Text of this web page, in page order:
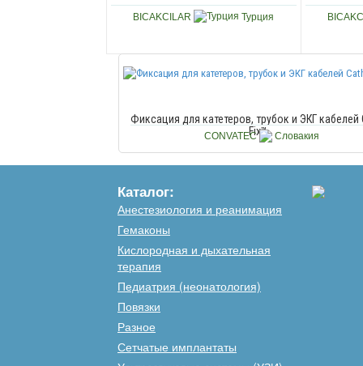
BICAKCILAR Турция
Фиксация для катетеров, трубок и ЭКГ кабелей
Fix™
CONVATEC Словакия
Каталог:
Анестезиология и реанимация
Гемаконы
Кислородная и дыхательная
терапия
Педиатрия (неонатология)
Повязки
Разное
Сетчатые имплантаты